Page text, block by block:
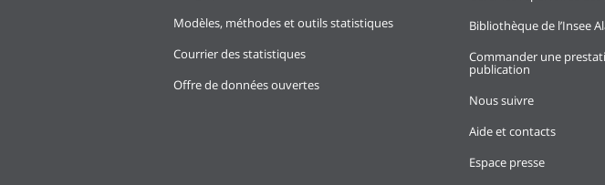
Modèles, méthodes et outils statistiques
Courrier des statistiques
Offre de données ouvertes
Bibliothèque de l’Insee
Commander une
publication
Nous suivre
Aide et contacts
Espace presse